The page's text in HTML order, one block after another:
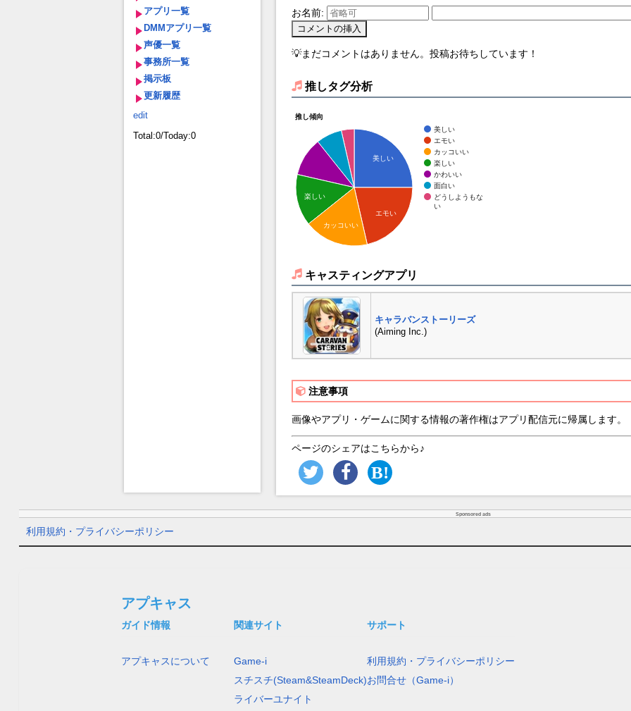
アプリ一覧
DMMアプリ一覧
声優一覧
事務所一覧
掲示板
更新履歴
edit
Total:0/Today:0
お名前:
💡まだコメントはありません。投稿お待ちしています！
推しタグ分析
推し傾向
美しい
エモい
カッコいい
楽しい
かわいい
面白い
どうしようもな
い
美しい
エモい
楽しい
カッコいい
キャスティングアプリ
キャラバンストーリーズ
(Aiming Inc.)
注意事項
画像やアプリ・ゲームに関する情報の著作権はアプリ配信元に帰属します。
ページのシェアはこちらから♪
Sponsored ads
利用規約・プライバシーポリシー
アプキャス
ガイド情報
アプキャスについて
関連サイト
Game-i
スチスチ(Steam&SteamDeck)
ライバーユナイト
サポート
利用規約・プライバシーポリシー
お問合せ（Game-i）